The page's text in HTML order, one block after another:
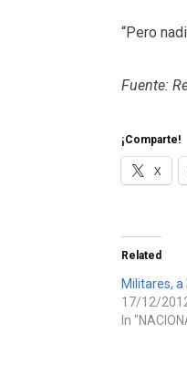
“Pero
Fuente:
¡Comparte!
X
Related
Militares,
17/12/
In